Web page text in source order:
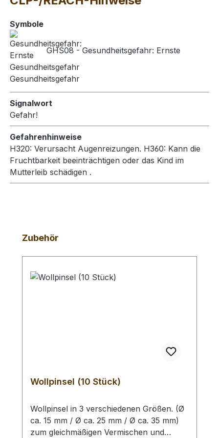
Symbole
GHS08 - Gesundheitsgefahr: Ernste
Gesundheitsgefahr
Signalwort
Gefahr!
Gefahrenhinweise
H320: Verursacht Augenreizungen. H360: Kann die
Fruchtbarkeit beeinträchtigen oder das Kind im
Mutterleib schädigen .
Produktgalerie überspringen
Zubehör
Wollpinsel (10 Stück)
Wollpinsel in 3 verschiedenen Größen. (Ø
ca. 15 mm / Ø ca. 25 mm / Ø ca. 35 mm)
zum gleichmäßigen Vermischen und